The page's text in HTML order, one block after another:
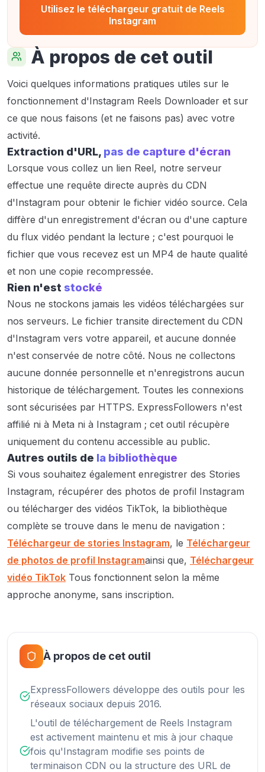
Utilisez le téléchargeur gratuit de Reels
Instagram
À propos de cet outil
Voici quelques informations pratiques utiles sur le
fonctionnement d'Instagram Reels Downloader et sur
ce que nous faisons (et ne faisons pas) avec votre
activité.
Extraction d'URL, pas de capture d'écran
Lorsque vous collez un lien Reel, notre serveur
effectue une requête directe auprès du CDN
d'Instagram pour obtenir le fichier vidéo source. Cela
diffère d'un enregistrement d'écran ou d'une capture
du flux vidéo pendant la lecture ; c'est pourquoi le
fichier que vous recevez est un MP4 de haute qualité
et non une copie recompressée.
Rien n'est stocké
Nous ne stockons jamais les vidéos téléchargées sur
nos serveurs. Le fichier transite directement du CDN
d'Instagram vers votre appareil, et aucune donnée
n'est conservée de notre côté. Nous ne collectons
aucune donnée personnelle et n'enregistrons aucun
historique de téléchargement. Toutes les connexions
sont sécurisées par HTTPS. ExpressFollowers n'est
affilié ni à Meta ni à Instagram ; cet outil récupère
uniquement du contenu accessible au public.
Autres outils de la bibliothèque
Si vous souhaitez également enregistrer des Stories
Instagram, récupérer des photos de profil Instagram
ou télécharger des vidéos TikTok, la bibliothèque
complète se trouve dans le menu de navigation :
Téléchargeur de stories Instagram, le Téléchargeur
de photos de profil Instagramainsi que, Téléchargeur
vidéo TikTok Tous fonctionnent selon la même
approche anonyme, sans inscription.
À propos de cet outil
ExpressFollowers développe des outils pour les
réseaux sociaux depuis 2016.
L'outil de téléchargement de Reels Instagram
est activement maintenu et mis à jour chaque
fois qu'Instagram modifie ses points de
terminaison CDN ou la structure des URL de